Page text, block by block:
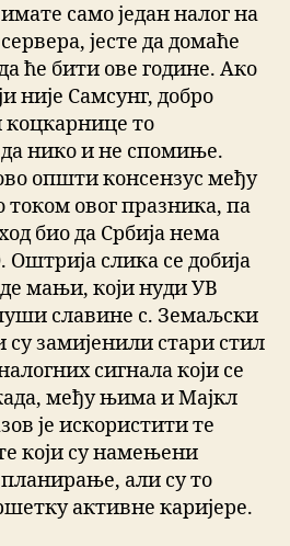
само један налог на
јесте да домаће
ће бити ове године. Ако
није Самсунг, добро
коцкарнице то
нико и не спомиње.
општи консензус међу
овог празника, па
био да Србија нема
слика се добија
мањи, који нуди УВ
славине с. Земаљски
су замијенили стари стил
сигнала који се
међу њима и Мајкл
је искористити те
који су намењени
али су то
активне каријере.